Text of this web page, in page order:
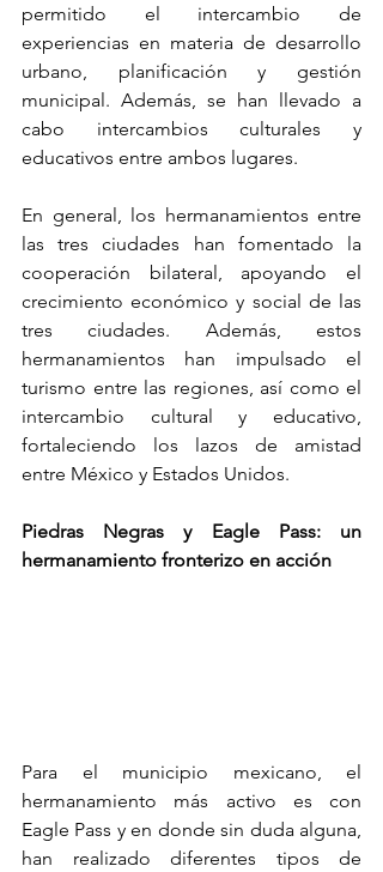
permitido el intercambio de
experiencias en materia de desarrollo
urbano, planificación y gestión
municipal. Además, se han llevado a
cabo intercambios culturales y
educativos entre ambos lugares.
En general, los hermanamientos entre
las tres ciudades han fomentado la
cooperación bilateral, apoyando el
crecimiento económico y social de las
tres ciudades. Además, estos
hermanamientos han impulsado el
turismo entre las regiones, así como el
intercambio cultural y educativo,
fortaleciendo los lazos de amistad
entre México y Estados Unidos.
Piedras Negras y Eagle Pass: un
hermanamiento fronterizo en acción
Para el municipio mexicano, el
hermanamiento más activo es con
Eagle Pass y en donde sin duda alguna,
han realizado diferentes tipos de